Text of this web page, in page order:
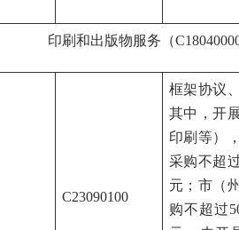
印刷和出版物服务（
C23090100
框架协议
其中，开
印刷等）
采购不超
元；市（
购不超过